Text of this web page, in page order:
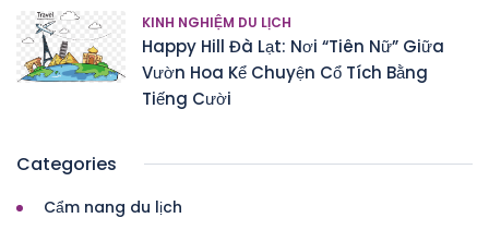
KINH NGHIỆM DU LỊCH
Happy Hill Đà Lạt: Nơi “Tiên Nữ” Giữa
Vườn Hoa Kể Chuyện Cổ Tích Bằng
Tiếng Cười
Categories
Cẩm nang du lịch